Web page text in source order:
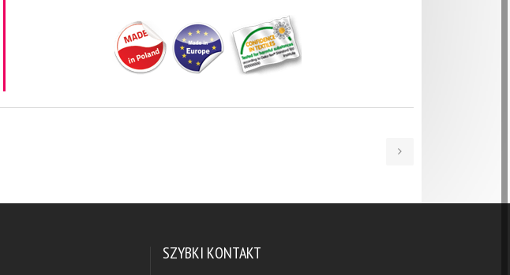
SZYBKI KONTAKT